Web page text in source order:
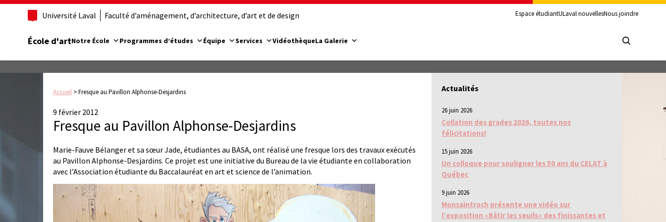
Université Laval Faculté d’aménagement, d’architecture, d’art et de design Espace étudiantULaval nouvellesNous joindre
École d'artNotre École Programmes d’études Équipe Services VidéothèqueLa Galerie
Accueil >Fresque au Pavillon Alphonse-Desjardins
9 février 2012
Fresque au Pavillon Alphonse-Desjardins
Marie-Fauve Bélanger et sa sœur Jade, étudiantes au BASA, ont réalisé une fresque lors des travaux exécutés
au Pavillon Alphonse-Desjardins. Ce projet est une initiative du Bureau de la vie étudiante en collaboration
avec l’Association étudiante du Baccalauréat en art et science de l’animation.
Actualités
26 juin 2026
Collation des grades 2026, toutes nos
félicitations!
15 juin 2026
Un colloque pour souligner les 50 ans du CELAT à
Québec
9 juin 2026
Monsaintroch présente une vidéo sur
l’exposition «Bâtir les seuils» des finissantes et